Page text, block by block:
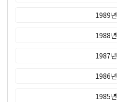
1989년
1988년
1987년
1986년
1985년